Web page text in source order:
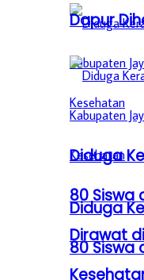
Diduga
80 Siswa
Dirawat
Dapur
Diduga
80 Siswa